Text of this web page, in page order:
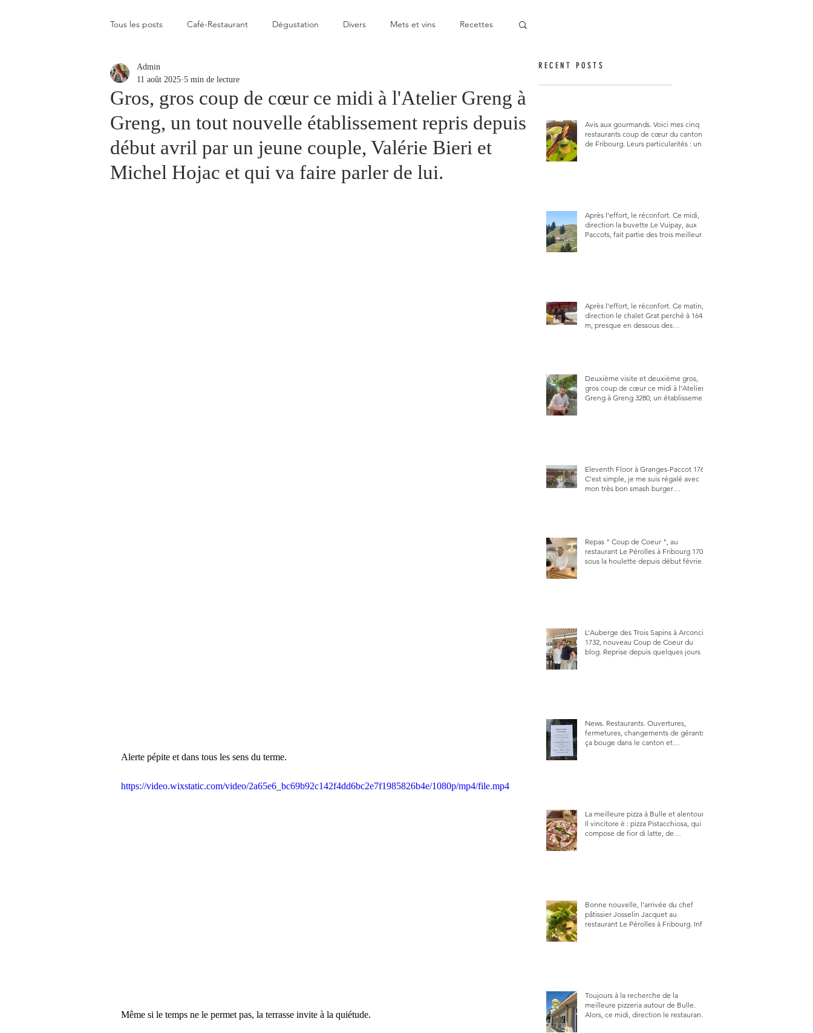
Tous les posts Café-Restaurant Dégustation Divers Mets et vins Recettes
Elevé
Coup de coeur Un flop à vite oublier Décevant Semie-gastronomique
Blogs que j'aime visiter Gastronomique Bistronomie Coup de gueule
Gros, gros coup de cœur ce midi à l'Atelier Greng à
Greng, un tout nouvelle établissement repris depuis
début avril par un jeune couple, Valérie Bieri et
Michel Hojac et qui va faire parler de lui.
Admin
11 août 2025 5 min de lecture
Alerte pépite et dans tous les sens du terme.
https://video.wixstatic.com/video/2a65e6_bc69b92c142f4dd6bc2e7f1985826b4e/1080p/mp4/file.mp4
Même si le temps ne le permet pas, la terrasse invite à la quiétude.
RECENT POSTS
Avis aux gourmands. Voici mes cinq
restaurants coup de cœur du canton
de Fribourg. Leurs particularités : un
Après l’effort, le réconfort. Ce midi,
direction la buvette Le Vuipay, aux
Paccots, fait partie des trois meilleures
Après l’effort, le réconfort. Ce matin,
direction le chalet Grat perché à 1642
m, presque en dessous des
Deuxième visite et deuxième gros,
gros coup de cœur ce midi à l'Atelier
Greng à Greng 3280, un établissement
Eleventh Floor à Granges-Paccot 1763.
C'est simple, je me suis régalé avec
mon très bon smash burger
Repas " Coup de Coeur ", au
restaurant Le Pérolles à Fribourg 1700,
sous la houlette depuis début février
L’Auberge des Trois Sapins à Arconciel
1732, nouveau Coup de Coeur du
blog. Reprise depuis quelques jours (le
News. Restaurants. Ouvertures,
fermetures, changements de gérants,
ça bouge dans le canton et
La meilleure pizza à Bulle et alentour.
Il vincitore è : pizza Pistacchiosa, qui se
compose de fior di latte, de
Bonne nouvelle, l’arrivée du chef
pâtissier Josselin Jacquet au
restaurant Le Pérolles à Fribourg. Info
Toujours à la recherche de la
meilleure pizzeria autour de Bulle.
Alors, ce midi, direction le restaurant